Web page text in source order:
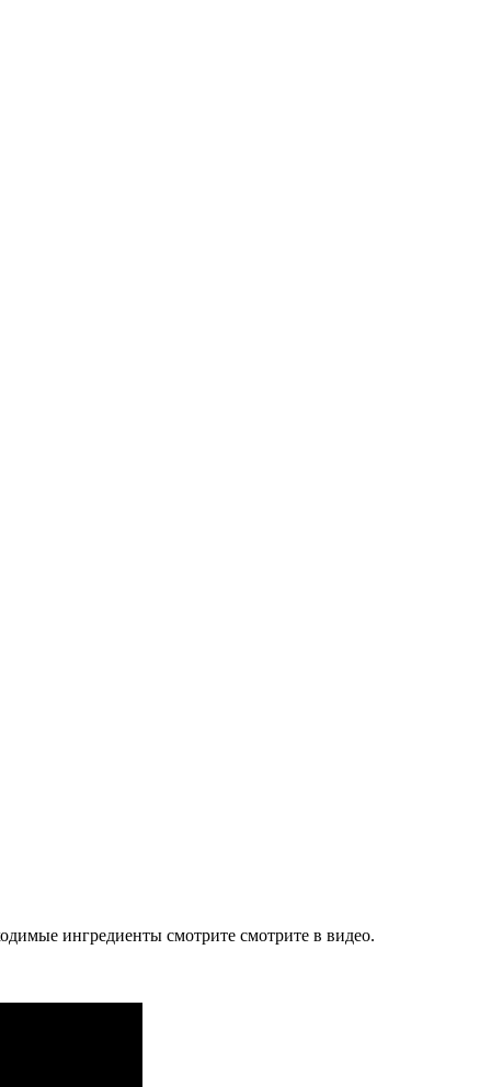
ингредиенты смотрите смотрите в видео.